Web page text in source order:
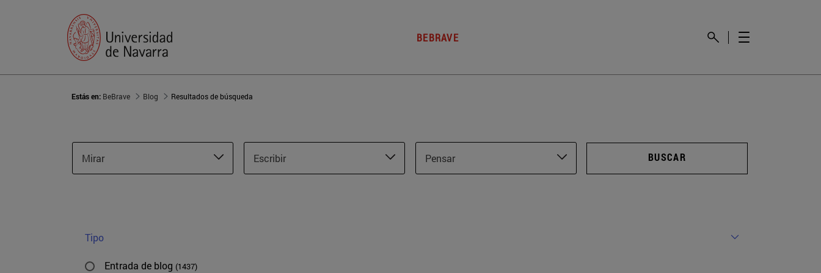
BEBRAVE
Estás en: BeBrave Blog Resultados de búsqueda
Mirar Escribir Pensar BUSCAR
Tipo
Entrada de blog (1437)